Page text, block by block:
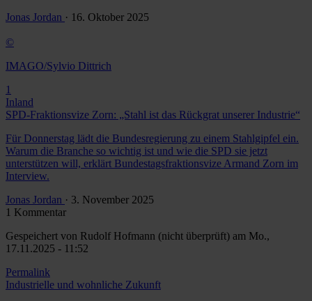
Jonas Jordan · 16. Oktober 2025
©
IMAGO/Sylvio Dittrich
1
Inland
SPD-Fraktionsvize Zorn: „Stahl ist das Rückgrat unserer Industrie“
Für Donnerstag lädt die Bundesregierung zu einem Stahlgipfel ein.
Warum die Branche so wichtig ist und wie die SPD sie jetzt
unterstützen will, erklärt Bundestagsfraktionsvize Armand Zorn im
Interview.
Jonas Jordan · 3. November 2025
1 Kommentar
Gespeichert von Rudolf Hofmann (nicht überprüft) am Mo.,
17.11.2025 - 11:52
Permalink
Industrielle und wohnliche Zukunft